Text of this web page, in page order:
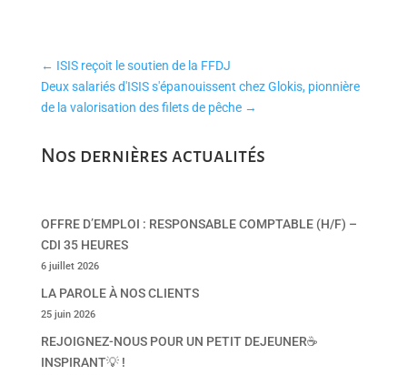
← ISIS reçoit le soutien de la FFDJ
Deux salariés d'ISIS s'épanouissent chez Glokis, pionnière
de la valorisation des filets de pêche→
Nos dernières actualités
OFFRE D’EMPLOI : RESPONSABLE COMPTABLE (H/F) –
CDI 35 HEURES
6 juillet 2026
LA PAROLE À NOS CLIENTS
25 juin 2026
REJOIGNEZ-NOUS POUR UN PETIT DEJEUNER☕
INSPIRANT💡 !